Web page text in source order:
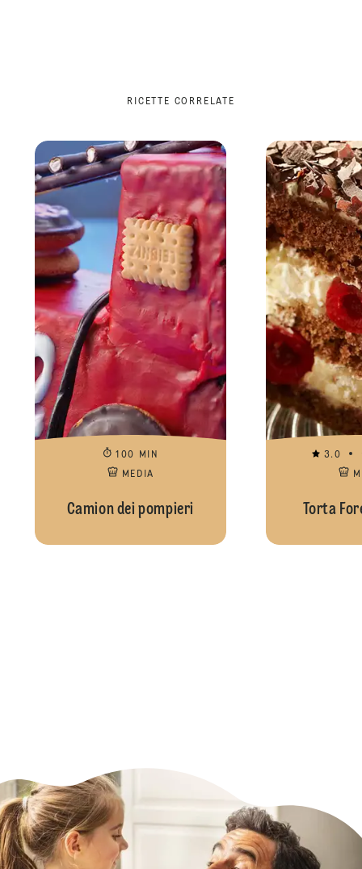
RICETTE CORRELATE
100 MIN
MEDIA
Camion dei pompieri
3.0
Torta